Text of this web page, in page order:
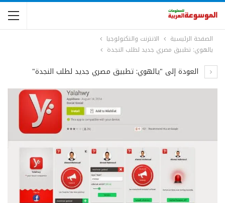
الصفحة الرئيسية
الانترنت والتكنولوجيا
يالهوي: تطبيق مصري جديد لطلب النجدة
العودة إلى "يالهوي: تطبيق مصري جديد لطلب النجدة"